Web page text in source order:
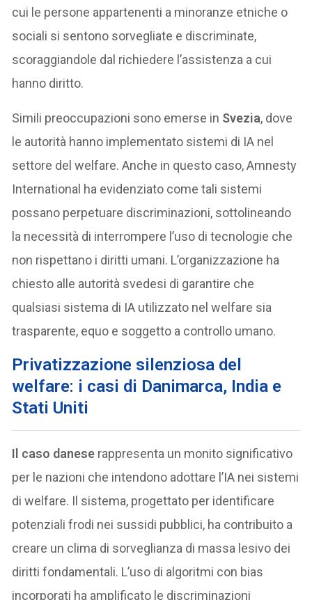
cui le persone appartenenti a minoranze etniche o
sociali si sentono sorvegliate e discriminate,
scoraggiandole dal richiedere l’assistenza a cui
hanno diritto.
Simili preoccupazioni sono emerse in Svezia, dove
le autorità hanno implementato sistemi di IA nel
settore del welfare. Anche in questo caso, Amnesty
International ha evidenziato come tali sistemi
possano perpetuare discriminazioni, sottolineando
la necessità di interrompere l’uso di tecnologie che
non rispettano i diritti umani. L’organizzazione ha
chiesto alle autorità svedesi di garantire che
qualsiasi sistema di IA utilizzato nel welfare sia
trasparente, equo e soggetto a controllo umano.
Privatizzazione silenziosa del
welfare: i casi di Danimarca, India e
Stati Uniti
Il caso danese rappresenta un monito significativo
per le nazioni che intendono adottare l’IA nei sistemi
di welfare. Il sistema, progettato per identificare
potenziali frodi nei sussidi pubblici, ha contribuito a
creare un clima di sorveglianza di massa lesivo dei
diritti fondamentali. L’uso di algoritmi con bias
incorporati ha amplificato le discriminazioni